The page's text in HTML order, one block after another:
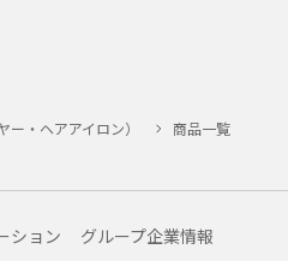
ー・ヘアアイロン）
商品一覧
ション グループ企業情報